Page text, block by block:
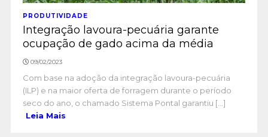
PRODUTIVIDADE
Integração lavoura-pecuária garante
ocupação de gado acima da média
09/02/2023
Com base na adoção da integração lavoura-pecuária
(ILP) e na maior oferta de forragem durante o período
seco do ano, o chamado Sistema Pontal garantiu [...]
Leia Mais